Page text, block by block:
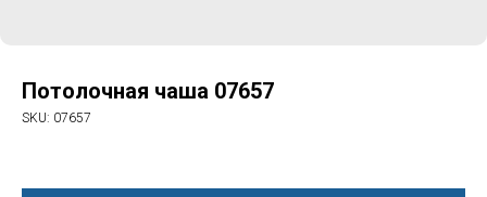
Потолочная чаша 07657
SKU: 07657